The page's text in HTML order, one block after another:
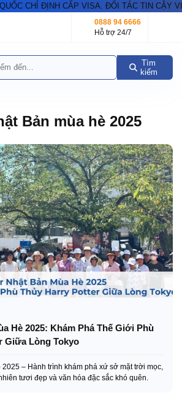
CHỈ ĐỊNH CẤP VISA. ĐỐI TÁC TIN CẬY
0888 94 6666
Hỗ trợ 24/7
Tìm
kiếm
Bản mùa hè 2025
Hè 2025: Khám Phá Thế Giới Phù
Giữa Lòng Tokyo
2025 – Hành trình khám phá xứ sở mặt trời mọc,
tươi đẹp và văn hóa đặc sắc khó quên.